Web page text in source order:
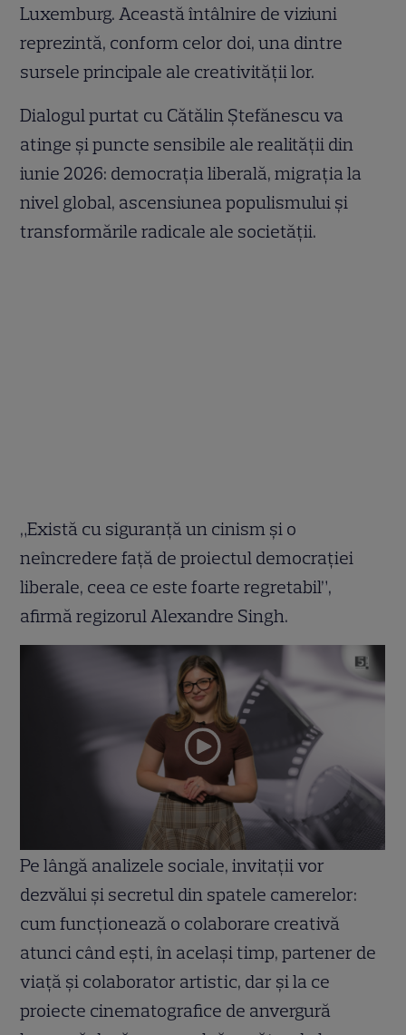
Luxemburg. Această întâlnire de viziuni
reprezintă, conform celor doi, una dintre
sursele principale ale creativității lor.
Dialogul purtat cu Cătălin Ștefănescu va
atinge și puncte sensibile ale realității din
iunie 2026: democrația liberală, migrația la
nivel global, ascensiunea populismului și
transformările radicale ale societății.
„Există cu siguranță un cinism și o
neîncredere față de proiectul democrației
liberale, ceea ce este foarte regretabil”,
afirmă regizorul Alexandre Singh.
Pe lângă analizele sociale, invitații vor
dezvălui și secretul din spatele camerelor:
cum funcționează o colaborare creativă
atunci când ești, în același timp, partener de
viață și colaborator artistic, dar și la ce
proiecte cinematografice de anvergură